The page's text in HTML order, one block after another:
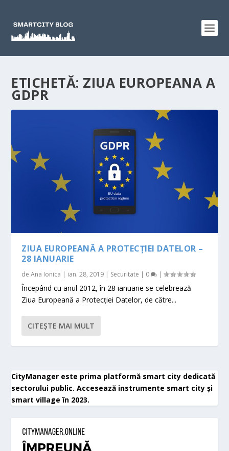
ETICHETĂ: ZIUA EUROPEANA A
GDPR
ZIUA EUROPEANĂ A PROTECȚIEI DATELOR –
28 IANUARIE
deAna Ionica | ian. 28, 2019 | Securitate | 0 |
Începând cu anul 2012, în 28 ianuarie se celebrează
Ziua Europeană a Protecției Datelor, de către...
CITEŞTE MAI MULT
CityManager este prima platformă smart city dedicată
sectorului public. Accesează instrumente smart city și
smart village în 2023.